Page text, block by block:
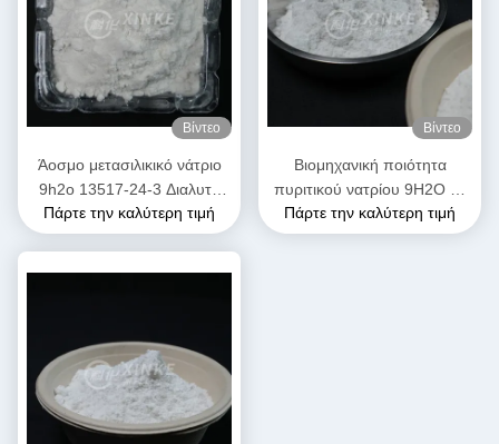
Βίντεο
Άοσμο μετασιλικικό νάτριο
9h2o 13517-24-3 Διαλυτό
στο νερό
Πάρτε την καλύτερη τιμή
Βίντεο
Βιομηχανική ποιότητα
πυριτικού νατρίου 9H2O με
υδατική διαλυτότητα Λύσιμο
και 54% κρυστάλλινο νερό
Πάρτε την καλύτερη τιμή